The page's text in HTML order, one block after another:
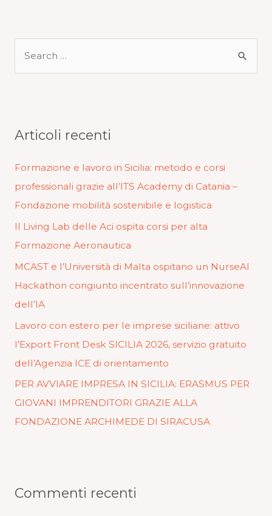
Articoli recenti
Formazione e lavoro in Sicilia: metodo e corsi
professionali grazie all’ITS Academy di Catania –
Fondazione mobilità sostenibile e logistica
Il Living Lab delle Aci ospita corsi per alta
Formazione Aeronautica
MCAST e l’Università di Malta ospitano un NurseAI
Hackathon congiunto incentrato sull’innovazione
dell’IA
Lavoro con estero per le imprese siciliane: attivo
l’Export Front Desk SICILIA 2026, servizio gratuito
dell’Agenzia ICE di orientamento
PER AVVIARE IMPRESA IN SICILIA: ERASMUS PER
GIOVANI IMPRENDITORI GRAZIE ALLA
FONDAZIONE ARCHIMEDE DI SIRACUSA
Commenti recenti